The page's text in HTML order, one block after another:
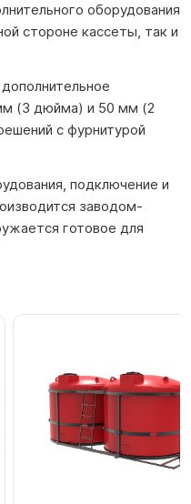
оборудования
стороне кассеты, так и
(3 дюйма) и 50 мм (2
с фурнитурой
подключение и
заводом-
готовое для